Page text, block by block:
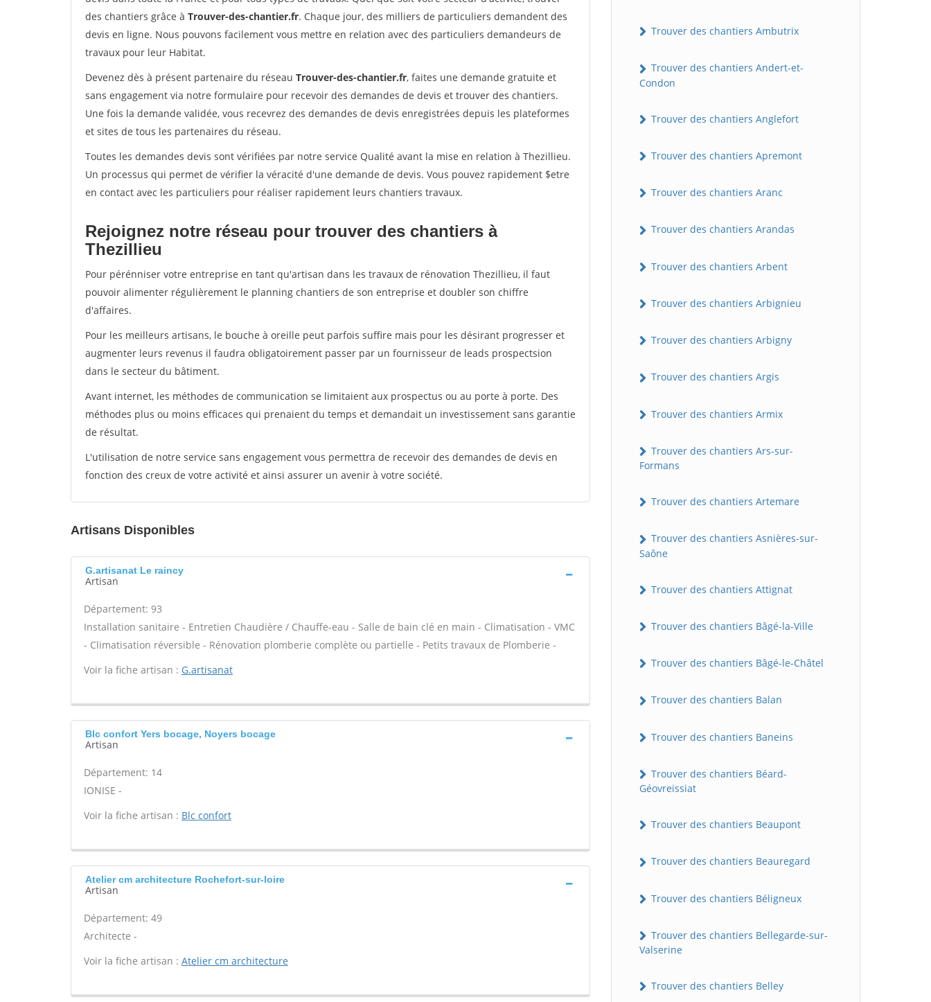
des chantiers grâce à Trouver-des-chantier.fr. Chaque jour, des milliers de particuliers demandent des
devis en ligne. Nous pouvons facilement vous mettre en relation avec des particuliers demandeurs de
travaux pour leur Habitat.
Devenez dès à présent partenaire du réseau Trouver-des-chantier.fr, faites une demande gratuite et
sans engagement via notre formulaire pour recevoir des demandes de devis et trouver des chantiers.
Une fois la demande validée, vous recevrez des demandes de devis enregistrées depuis les plateformes
et sites de tous les partenaires du réseau.
Toutes les demandes devis sont vérifiées par notre service Qualité avant la mise en relation à Thezillieu.
Un processus qui permet de vérifier la véracité d'une demande de devis. Vous pouvez rapidement $etre
en contact avec les particuliers pour réaliser rapidement leurs chantiers travaux.
Rejoignez notre réseau pour trouver des chantiers à
Thezillieu
Pour pérénniser votre entreprise en tant qu'artisan dans les travaux de rénovation Thezillieu, il faut
pouvoir alimenter régulièrement le planning chantiers de son entreprise et doubler son chiffre
d'affaires.
Pour les meilleurs artisans, le bouche à oreille peut parfois suffire mais pour les désirant progresser et
augmenter leurs revenus il faudra obligatoirement passer par un fournisseur de leads prospectsion
dans le secteur du bâtiment.
Avant internet, les méthodes de communication se limitaient aux prospectus ou au porte à porte. Des
méthodes plus ou moins efficaces qui prenaient du temps et demandait un investissement sans garantie
de résultat.
L'utilisation de notre service sans engagement vous permettra de recevoir des demandes de devis en
fonction des creux de votre activité et ainsi assurer un avenir à votre société.
Artisans Disponibles
G.artisanat Le raincy
Artisan
Département: 93
Installation sanitaire - Entretien Chaudière / Chauffe-eau - Salle de bain clé en main - Climatisation - VMC
- Climatisation réversible - Rénovation plomberie complète ou partielle - Petits travaux de Plomberie -
Voir la fiche artisan : G.artisanat
Blc confort Yers bocage, Noyers bocage
Artisan
Département: 14
IONISE -
Voir la fiche artisan : Blc confort
Atelier cm architecture Rochefort-sur-loire
Artisan
Département: 49
Architecte -
Voir la fiche artisan : Atelier cm architecture
Trouver des chantiers Ambutrix
Trouver des chantiers Andert-et-
Condon
Trouver des chantiers Anglefort
Trouver des chantiers Apremont
Trouver des chantiers Aranc
Trouver des chantiers Arandas
Trouver des chantiers Arbent
Trouver des chantiers Arbignieu
Trouver des chantiers Arbigny
Trouver des chantiers Argis
Trouver des chantiers Armix
Trouver des chantiers Ars-sur-
Formans
Trouver des chantiers Artemare
Trouver des chantiers Asnières-sur-
Saône
Trouver des chantiers Attignat
Trouver des chantiers Bâgé-la-Ville
Trouver des chantiers Bâgé-le-Châtel
Trouver des chantiers Balan
Trouver des chantiers Baneins
Trouver des chantiers Béard-
Géovreissiat
Trouver des chantiers Beaupont
Trouver des chantiers Beauregard
Trouver des chantiers Béligneux
Trouver des chantiers Bellegarde-sur-
Valserine
Trouver des chantiers Belley